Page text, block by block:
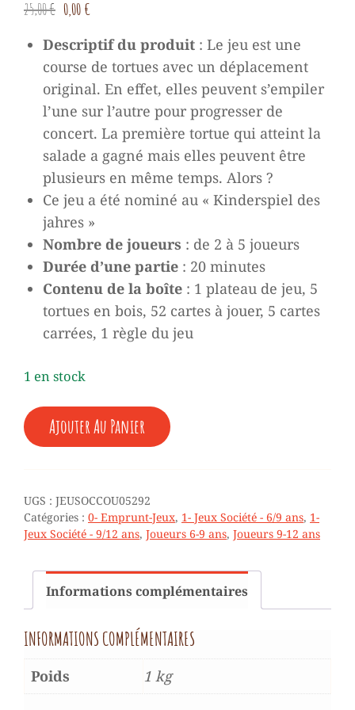
25,00€ Le
initial
était :
25,00 €.
0,00 €
actuel
est :
0,00 €.
Descriptif du produit: Le jeu est une
course de tortues avec un déplacement
original. En effet, elles peuvent s’empiler
l’une sur l’autre pour progresser de
concert. La première tortue qui atteint la
salade a gagné mais elles peuvent être
plusieurs en même temps. Alors ?
Ce jeu a été nominé au « Kinderspiel des
jahres »
Nombre de joueurs : de 2 à 5 joueurs
Durée d’une partie: 20 minutes
Contenu de la boîte: 1 plateau de jeu, 5
tortues en bois, 52 cartes à jouer, 5 cartes
carrées, 1 règle du jeu
1 en stock
QUANTITÉ
DE
COURSE
6/12
ANS
(EMPRUNT)
Ajouter Au Panier
UGS : JEUSOCCOU05292
Catégories : 0- Emprunt-Jeux, 1- Jeux Société - 6/9 ans, 1-
Jeux Société - 9/12 ans, Joueurs 6-9 ans, Joueurs 9-12 ans
Informations complémentaires
INFORMATIONS COMPLÉMENTAIRES
Poids 1 kg